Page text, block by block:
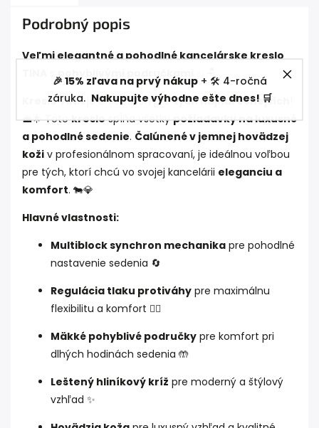
🎉 15% zľava na prvý nákup+ 🛠️ 4-ročná
záruka. Nakupujte výhodne ešte dnes! 🛒
Podrobný popis
Veľmi elegantné a pohodlné kancelárske kreslo
spohyblivými područkami
✨🪑
Kreslo TINAje určené len pretých najnáročnejších
💼🌟 Toto kreslo spĺňa všetky požiadavky na luxusné
a pohodlné sedenie. Čalúnené v jemnej hovädzej
koži v profesionálnom spracovaní, je ideálnou voľbou
pre tých, ktorí chcú vo svojej kancelárii eleganciu a
komfort. 🐄💎
Hlavné vlastnosti:
Multiblock synchron mechanika pre pohodlné
nastavenie sedenia 🔄
Regulácia tlaku protiváhy pre maximálnu
flexibilitu a komfort 🏋️‍♂️
Mäkké pohyblivé područky pre komfort pri
dlhých hodinách sedenia 🤲
Leštený hliníkový kríž pre moderný a štýlový
vzhľad ✨